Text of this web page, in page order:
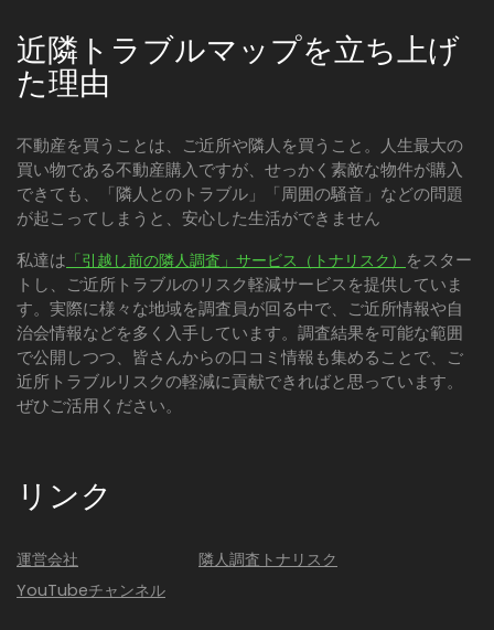
近隣トラブルマップを立ち上げ
た理由
不動産を買うことは、ご近所や隣人を買うこと。人生最大の
買い物である不動産購入ですが、せっかく素敵な物件が購入
できても、「隣人とのトラブル」「周囲の騒音」などの問題
が起こってしまうと、安心した生活ができません
私達は 「引越し前の隣人調査」サービス（トナリスク） をスター
トし、ご近所トラブルのリスク軽減サービスを提供していま
す。実際に様々な地域を調査員が回る中で、ご近所情報や自
治会情報などを多く入手しています。調査結果を可能な範囲
で公開しつつ、皆さんからの口コミ情報も集めることで、ご
近所トラブルリスクの軽減に貢献できればと思っています。
ぜひご活用ください。
リンク
運営会社
YouTubeチャンネル
隣人調査トナリスク